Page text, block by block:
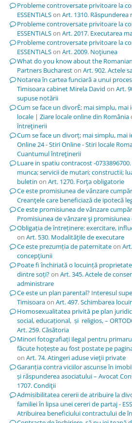
Probleme controversate privitoare la
ESSENTIALSon Art. 1310.
Probleme controversate privitoare la
ESSENTIALSon Art. 2017. Executarea
Probleme controversate privitoare la
ESSENTIALSon Art. 2009. Noţiunea
What do you know about the
Partners Buchareston Art. 902. Actele
Notarea în cartea funciară a unui
Timisoara cabinet Mirela David on Art.
supuse notării
Cum se face un divorÈ; mai simplu, mai
locale | Ziare locale online din România
întreţinerii
Cum se face un divorț; mai simplu, mai
Online 24 - Stiri Online - Stiri locale
Cuantumul întreţinerii
Luare in spatiu contracost -
munca; servicii de mutari; constructii;
buletin on Art. 1270. Forţa obligatorie
Ce este promisiunea de vânzare
Creanţele care beneficiază de ipotecă
Ce este promisiunea de vânzare
Promisiunea de vânzare şi
Obligația de întreținere: exercitare,
on Art. 530. Modalităţile de executare
Ce este prezumția de paternitateon
concepţiunii
Poate fi închiriată o locuință
dintre soți?on Art. 345. Actele de
administrare
Ce este un plan parental? Interesul
Timisoaraon Art. 497. Schimbarea
Homosexualitatea privită pe plan
social, educațional, și religios, –
Art. 259. Căsătoria
Minori fotografiați ilegal pentru
făcute hoțește au fost postate pe
on Art. 74. Atingeri aduse vieţii private
Garanția contra viciilor ascunse în
și răspunderea asociatului – Avocat
1707. Condiţii
Admisibilitatea cererii de atribuire la
familiei în lipsa unei cereri de partaj -
Atribuirea beneficiului contractului de